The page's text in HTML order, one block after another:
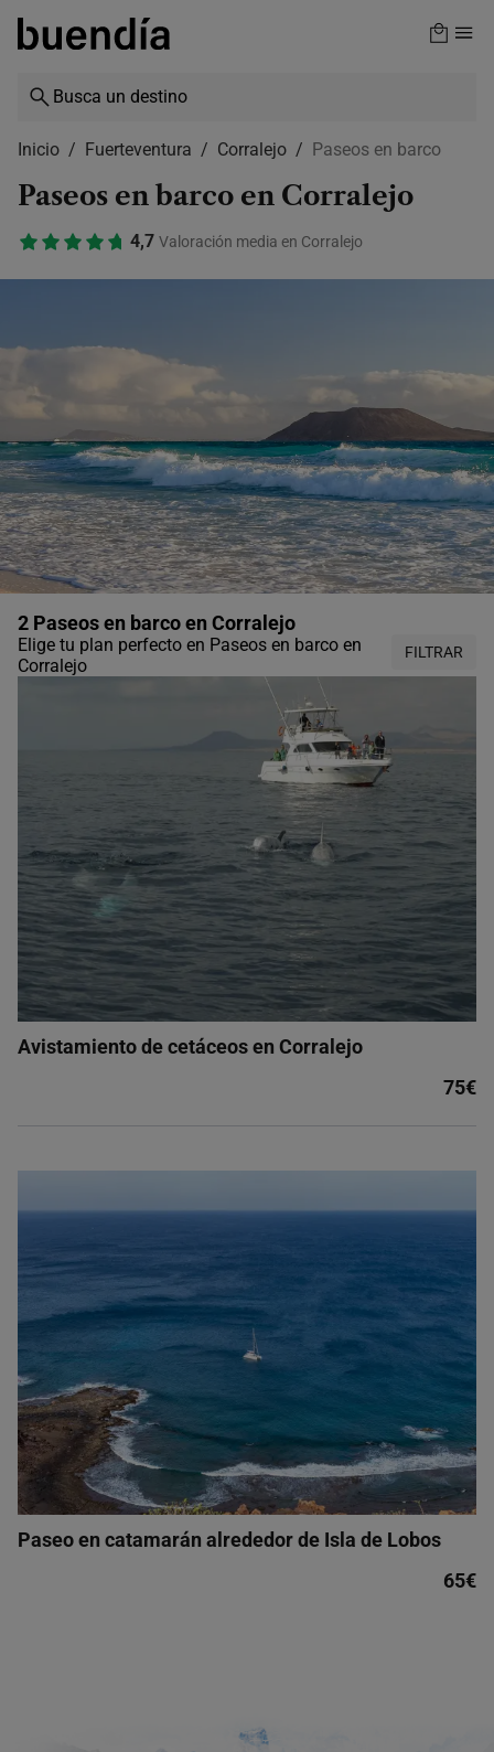
Skip
content
Inicio Fuerteventura Corralejo Paseos en barco
Paseos en barco en Corralejo
4,7 Valoración media en Corralejo
2 Paseos en barco en Corralejo
Elige tu plan perfecto en Paseos en barco en
Corralejo
FILTRAR
Avistamiento de cetáceos en Corralejo
75€
Paseo en catamarán alrededor de Isla de Lobos
65€